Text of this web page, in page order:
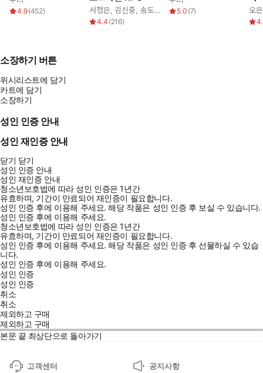
4.9(452) 서정은 김신중 송도수
4.4 (216)
5.0 (7) 오
소장하기 버튼
위시리스트에 담기
카트에 담기
소장하기
성인 인증 안내
성인 재인증 안내
닫기 닫기
성인 인증 안내
성인 재인증 안내
청소년보호법에 따라 성인 인증은 1년간
유효하며, 기간이 만료되어 재인증이 필요합니다.
성인 인증 후에 이용해 주세요.해당 작품은 성인 인증 후 보실 수 있습니다.
성인 인증 후에 이용해 주세요.
청소년보호법에 따라 성인 인증은 1년간
유효하며, 기간이 만료되어 재인증이 필요합니다.
성인 인증 후에 이용해 주세요.해당 작품은 성인 인증 후 선물하실 수 있습
니다.
성인 인증 후에 이용해 주세요.
성인 인증
성인 인증
취소
취소
제외하고 구매
제외하고 구매
본문 끝 최상단으로 돌아가기
고객센터 공지사항